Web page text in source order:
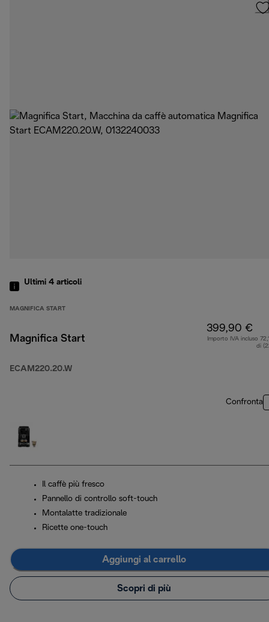
Ultimi 4 articoli
MAGNIFICA START
Magnifica Start
ECAM220.20.W
399,90 €
Importo IVA incluso
di
Confronta
Il caffè più fresco
Pannello di controllo soft-touch
Montalatte tradizionale
Ricette one-touch
Aggiungi al carrello
Scopri di più